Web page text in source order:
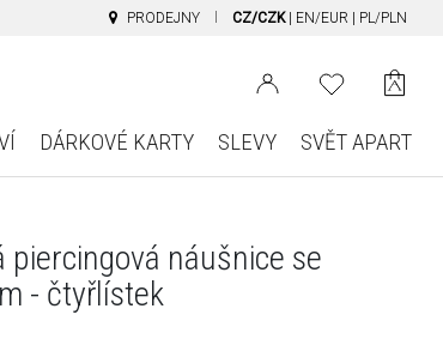
PRODEJNY CZ/CZK EN/EUR PL/PLN
DÁRKOVÉ KARTY SLEVY SVĚT APART
piercingová náušnice se
- čtyřlístek